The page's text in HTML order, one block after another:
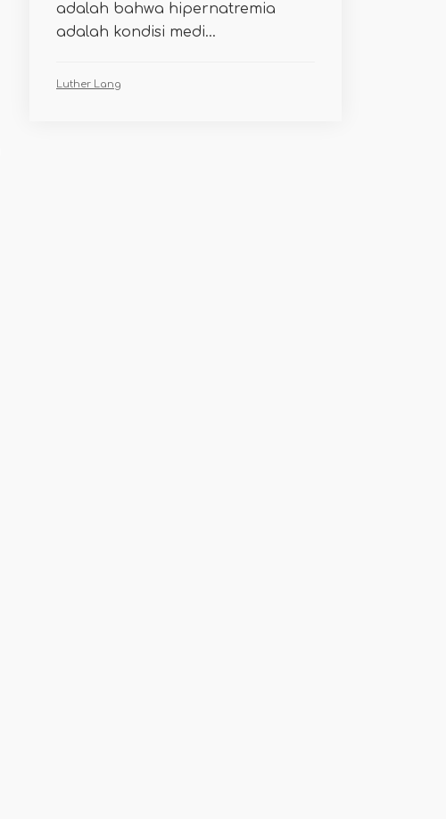
adalah bahwa hipernatremia
adalah kondisi medi...
Luther Lang